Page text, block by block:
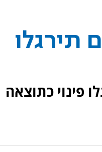
תירגלו
פינוי כתוצאה